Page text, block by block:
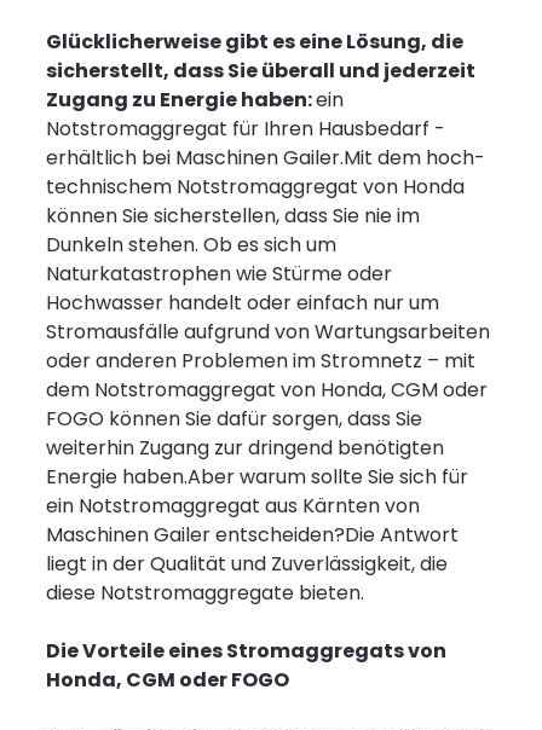
Glücklicherweise gibt es eine Lösung, die
sicherstellt, dass Sie überall und jederzeit
Zugang zu Energie haben:ein
Notstromaggregat für Ihren Hausbedarf -
erhältlich bei Maschinen Gailer.Mit dem hoch-
technischem Notstromaggregat von Honda
können Sie sicherstellen, dass Sie nie im
Dunkeln stehen. Ob es sich um
Naturkatastrophen wie Stürme oder
Hochwasser handelt oder einfach nur um
Stromausfälle aufgrund von Wartungsarbeiten
oder anderen Problemen im Stromnetz – mit
dem Notstromaggregat von Honda, CGM oder
FOGO können Sie dafür sorgen, dass Sie
weiterhin Zugang zur dringend benötigten
Energie haben.Aber warum sollte Sie sich für
ein Notstromaggregat aus Kärnten von
Maschinen Gailer entscheiden? Die Antwort
liegt in der Qualität und Zuverlässigkeit, die
diese Notstromaggregate bieten.
Die Vorteile eines Stromaggregats von
Honda, CGM oder FOGO